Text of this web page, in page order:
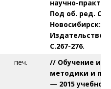
научно-
Под об. ред.
Новосибирск:
Издательство
С.267-276.
печ.
// Обучение и
методики и
— 2015